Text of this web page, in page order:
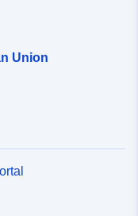
wxs-6831a499-
srv-98741198-b9ae-
222e253622e4
Union